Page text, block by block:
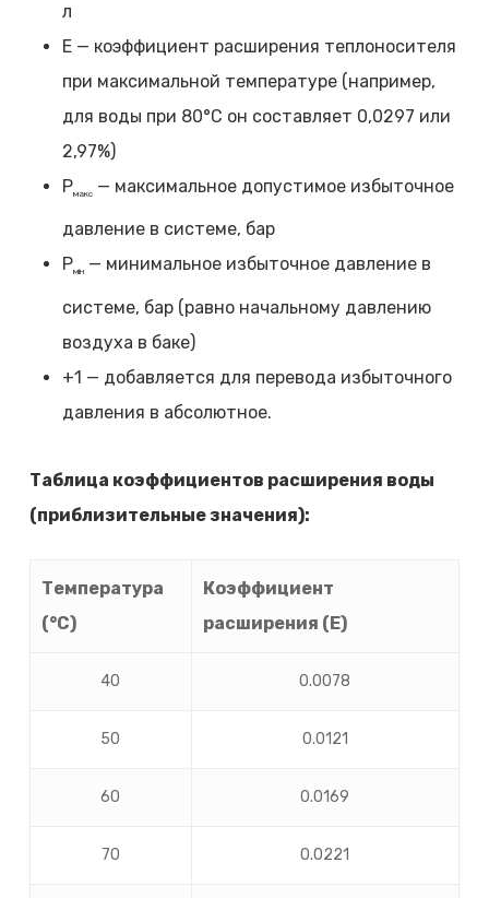
л
E — коэффициент расширения теплоносителя
при максимальной температуре (например,
для воды при 80°C он составляет 0,0297 или
2,97%)
Pмакс — максимальное допустимое избыточное
давление в системе, бар
Pмін — минимальное избыточное давление в
системе, бар (равно начальному давлению
воздуха в баке)
+1 — добавляется для перевода избыточного
давления в абсолютное.
Таблица коэффициентов расширения воды
(приблизительные значения):
Температура
(°C)
Коэффициент
расширения (E)
40 0.0078
50 0.0121
60 0.0169
70 0.0221